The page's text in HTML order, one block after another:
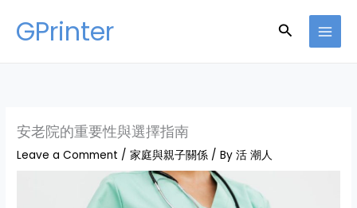
GPrinter Search
安老院的重要性與選擇指南
Leave a Comment /家庭與親子關係 / By活 潮人